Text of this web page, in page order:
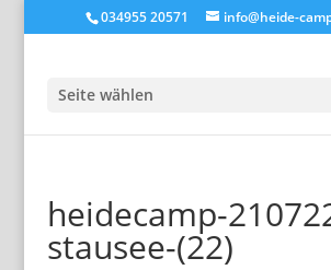
034955 20571 info@heide-
Seite wählen
heidecamp-
stausee-(22)